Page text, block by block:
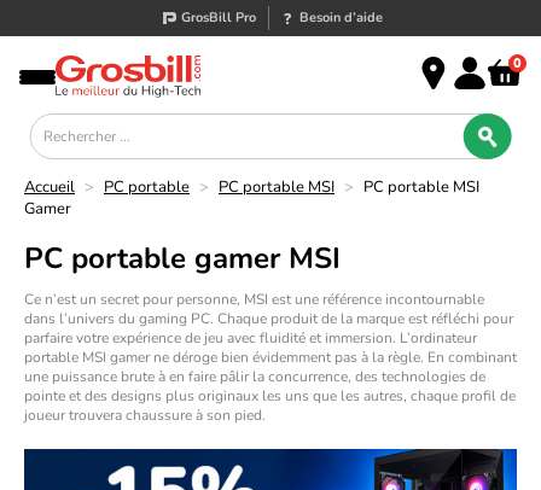
GrosBill Pro Besoin d’aide
0
Accueil > PC portable > PC portable MSI > PC portable MSI
Gamer
PC portable gamer MSI
Ce n’est un secret pour personne, MSI est une référence incontournable
dans l’univers du gaming PC. Chaque produit de la marque est réfléchi pour
parfaire votre expérience de jeu avec fluidité et immersion. L’ordinateur
portable MSI gamer ne déroge bien évidemment pas à la règle. En combinant
une puissance brute à en faire pâlir la concurrence, des technologies de
pointe et des designs plus originaux les uns que les autres, chaque profil de
joueur trouvera chaussure à son pied.